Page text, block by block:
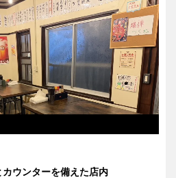
カウンターを備えた店内